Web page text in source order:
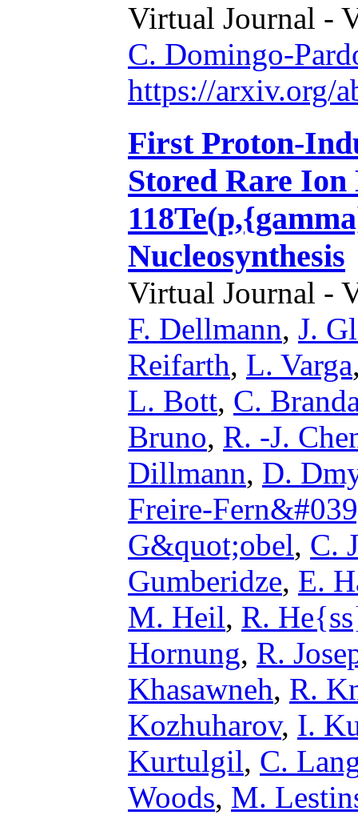
Virtual Journal -
C. Domingo-
https://arxiv.org/
First Proton-
Stored Rare Ion
Nucleosynthesis
Virtual Journal -
F. Dellmann, J.
Reifarth, L. Varga
L. Bott, C.
Bruno, R. -J.
Dillmann, D.
Freire-
G&quot;obel, C.
Gumberidze, E.
M. Heil, R.
Hornung, R.
Khasawneh, R.
Kozhuharov, I.
Kurtulgil, C.
Woods, M.